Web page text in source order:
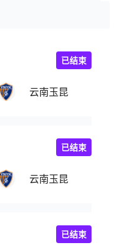
云南玉昆
已结束
云南玉昆
已结束
已结束